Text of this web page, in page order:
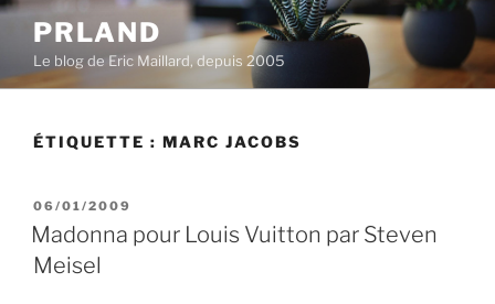
Aller
contenu
principal
PRLAND
Le blog de Eric Maillard, depuis 2005
ÉTIQUETTE : MARC JACOBS
PUBLIÉ
LE
06/01/2009
Madonna pour Louis Vuitton par Steven
Meisel